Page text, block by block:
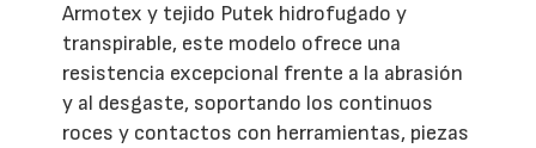
Armotex y tejido Putek hidrofugado y
transpirable, este modelo ofrece una
resistencia excepcional frente a la abrasión
y al desgaste, soportando los continuos
roces y contactos con herramientas, piezas